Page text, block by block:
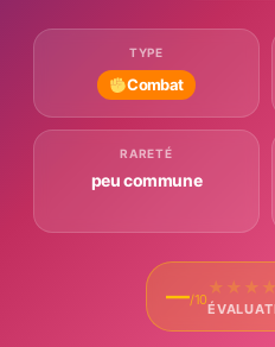
TYPE
Combat
RARETÉ
peu commune
—/10
★ ★ ★ ★